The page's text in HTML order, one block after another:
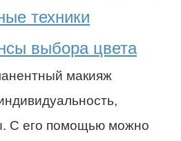
техники
выбора цвета
макияж
С его помощью можно